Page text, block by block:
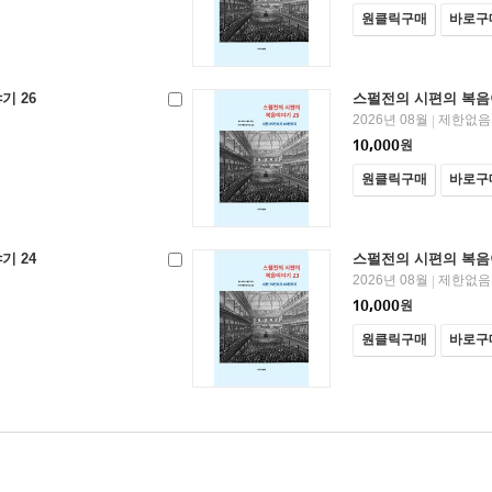
원클릭구매 바로구
26 스펄전의 시편의 복
2026년 08월
제한없음
10,000원
원클릭구매 바로구
24 스펄전의 시편의 복
2026년 08월
제한없음
10,000원
원클릭구매 바로구